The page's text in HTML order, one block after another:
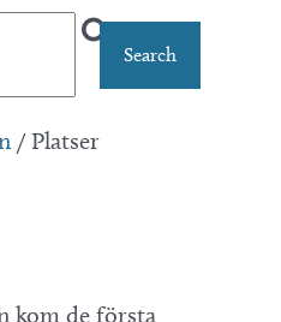
/ Platser
kom de första